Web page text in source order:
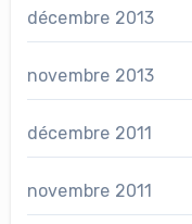
décembre 2013
novembre 2013
décembre 2011
novembre 2011